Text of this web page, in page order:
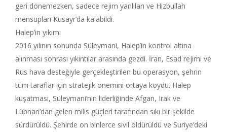
geri dönemezken, sadece rejim yanlıları ve Hizbullah
mensupları Kusayr’da kalabildi.
Halep’in yıkımı
2016 yılının sonunda Süleymani, Halep’in kontrol altına
alınması sonrası yıkıntılar arasında gezdi. İran, Esad rejimi ve
Rus hava desteğiyle gerçekleştirilen bu operasyon, şehrin
tüm taraflar için stratejik önemini ortaya koydu. Halep
kuşatması, Süleymani’nin liderliğinde Afgan, Irak ve
Lübnan’dan gelen milis güçleri tarafından sıkı bir şekilde
sürdürüldü. Şehirde on binlerce sivil öldürüldü ve Suriye’deki